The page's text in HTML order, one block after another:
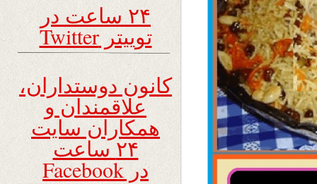
۲۴ ساعت در
توییتر Twitter
کانون دوستداران،
علاقمندان و
همکاران سایت
۲۴ ساعت
در Facebook